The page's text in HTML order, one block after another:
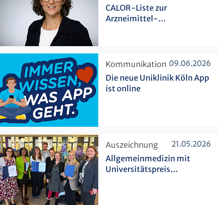
CALOR-Liste zur
Arzneimittel-
09.06.2026
​Kommunikation
Die neue Uniklinik Köln App
ist online
21.05.2026
​Auszeichnung
Allgemeinmedizin mit
Universitätspreis